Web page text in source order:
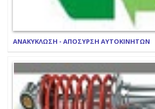
ΑΝΑΚΥΚΛΩΣΗ - ΑΠΟΣΥΡΣΗ ΑΥΤΟΚΙΝΗΤΩΝ